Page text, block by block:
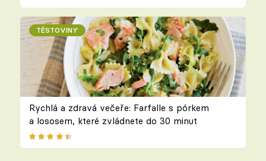
TĚSTOVINY
Rychlá a zdravá večeře: Farfalle s pórkem
a lososem, které zvládnete do 30 minut